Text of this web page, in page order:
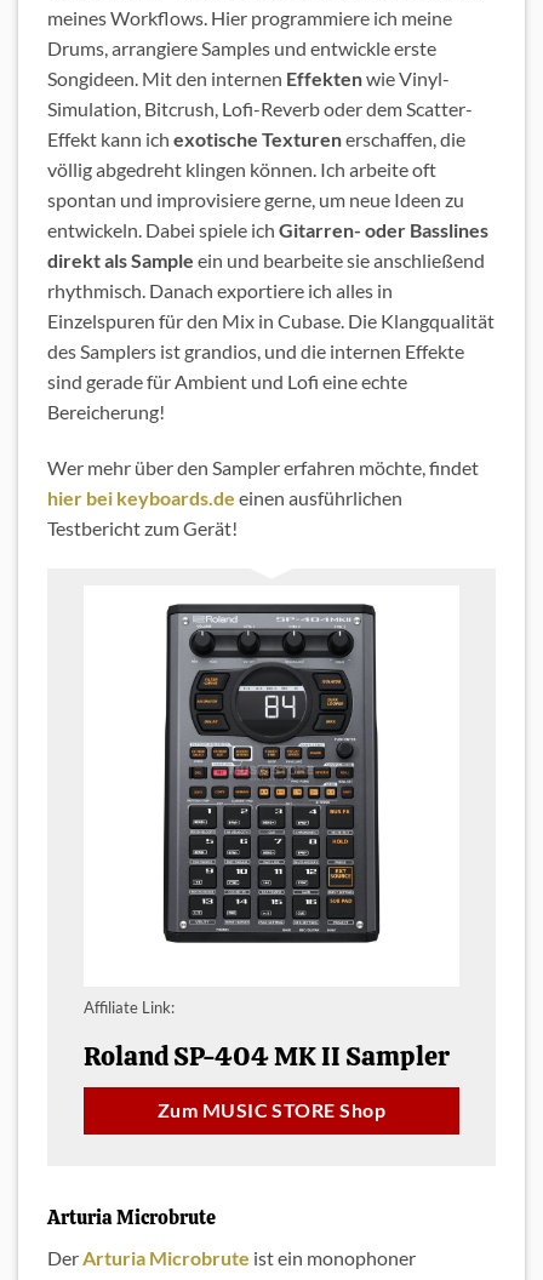
meines Workflows. Hier programmiere ich meine
Drums, arrangiere Samples und entwickle erste
Songideen. Mit den internen Effektenwie Vinyl-
Simulation, Bitcrush, Lofi-Reverb oder dem Scatter-
Effekt kann ich exotische Texturenerschaffen, die
völlig abgedreht klingen können. Ich arbeite oft
spontan und improvisiere gerne, um neue Ideen zu
entwickeln. Dabei spiele ich Gitarren- oder Basslines
direkt als Sample ein und bearbeite sie anschließend
rhythmisch. Danach exportiere ich alles in
Einzelspuren für den Mix in Cubase. Die Klangqualität
des Samplers ist grandios, und die internen Effekte
sind gerade für Ambient und Lofi eine echte
Bereicherung!
Wer mehr über den Sampler erfahren möchte, findet
hier bei keyboards.de einen ausführlichen
Testbericht zum Gerät!
Affiliate Link:
Roland SP-404 MK II Sampler
Zum MUSIC STORE Shop
Arturia Microbrute
Der Arturia Microbrute ist ein monophoner